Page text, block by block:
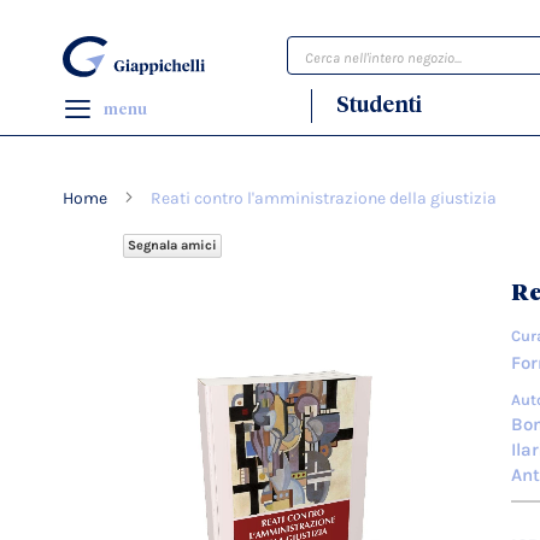
Cerca
menu Studenti
Home Reati contro l'amministrazione della giustizia
Segnala amici